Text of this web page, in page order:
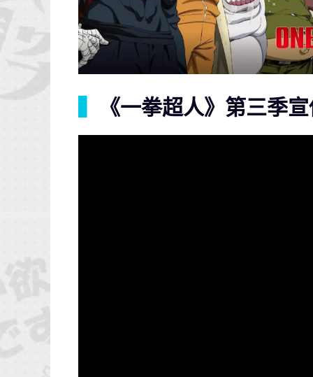
《一拳超人》第三季